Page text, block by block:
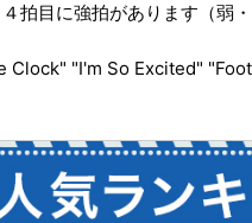
拍目に強拍があります（弱・
"I'm So Excited"